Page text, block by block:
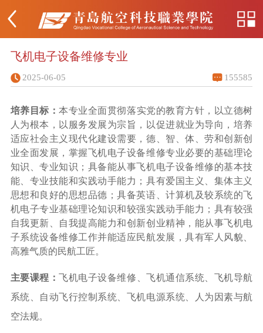
飞机电子设备维修专业
2025-06-05 155585
培养目标：本专业全面贯彻落实党的教育方针，以立德树
人为根本，以服务发展为宗旨，以促进就业为导向，培养
适应社会主义现代化建设需要，德、智、体、劳和创新创
业全面发展，掌握飞机电子设备维修专业必要的基础理论
知识、专业知识；具备能从事飞机电子设备维修的基本技
能、专业技能和实践动手能力；具有爱国主义、集体主义
思想和良好的思想品德；具备英语、计算机及较系统的飞
机电子专业基础理论知识和较强实践动手能力；具有较强
自我更新、自我提高能力和创新创业精神，能从事飞机电
子系统设备维修工作并能适应民航发展，具有军人风貌、
高雅气质的民航工匠。
主要课程：飞机电子设备维修、飞机通信系统、飞机导航
系统、自动飞行控制系统、飞机电源系统、人为因素与航
空法规。